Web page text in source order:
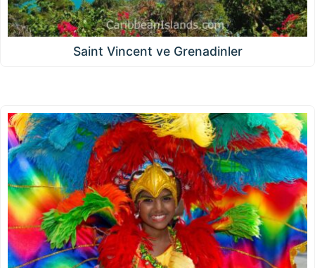
Saint Vincent ve Grenadinler